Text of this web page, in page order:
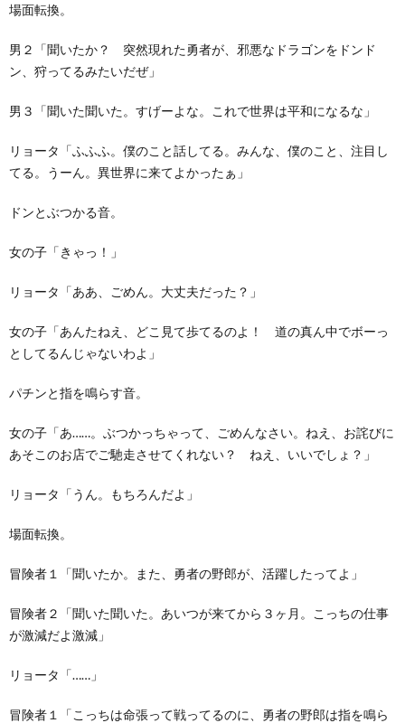
場面転換。
男２「聞いたか？ 突然現れた勇者が、邪悪なドラゴンをドンド
ン、狩ってるみたいだぜ」
男３「聞いた聞いた。すげーよな。これで世界は平和になるな」
リョータ「ふふふ。僕のこと話してる。みんな、僕のこと、注目し
てる。うーん。異世界に来てよかったぁ」
ドンとぶつかる音。
女の子「きゃっ！」
リョータ「ああ、ごめん。大丈夫だった？」
女の子「あんたねえ、どこ見て歩てるのよ！ 道の真ん中でボーっ
としてるんじゃないわよ」
パチンと指を鳴らす音。
女の子「あ……。ぶつかっちゃって、ごめんなさい。ねえ、お詫びに
あそこのお店でご馳走させてくれない？ ねえ、いいでしょ？」
リョータ「うん。もちろんだよ」
場面転換。
冒険者１「聞いたか。また、勇者の野郎が、活躍したってよ」
冒険者２「聞いた聞いた。あいつが来てから３ヶ月。こっちの仕事
が激減だよ激減」
リョータ「……」
冒険者１「こっちは命張って戦ってるのに、勇者の野郎は指を鳴ら